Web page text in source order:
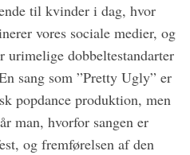
til kvinder i dag, hvor
vores sociale medier, og
dobbeltestandarter
sang som ”Pretty Ugly” er
popdance produktion, men
man, hvorfor sangen er
og fremførelsen af den